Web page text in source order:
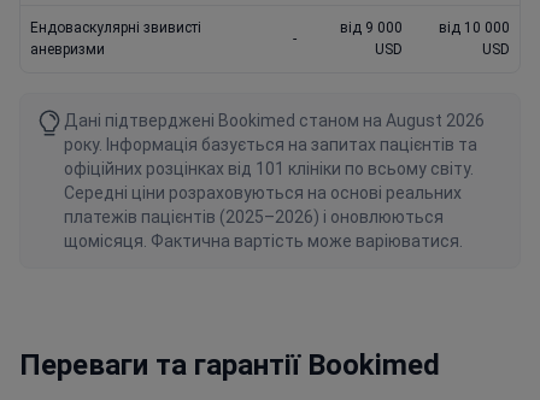
Ендоваскулярні звивисті
аневризми
-
від 9 000
USD
від 10 000
USD
Дані підтверджені Bookimed станом на August 2026
року. Інформація базується на запитах пацієнтів та
офіційних розцінках від 101 клініки по всьому світу.
Середні ціни розраховуються на основі реальних
платежів пацієнтів (2025–2026) і оновлюються
щомісяця. Фактична вартість може варіюватися.
Переваги та гарантії Bookimed